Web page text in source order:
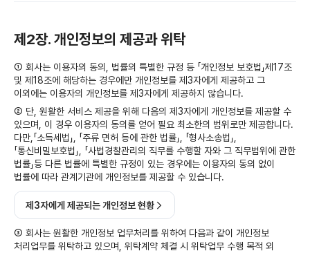
제2장. 개인정보의 제공과 위탁
① 회사는 이용자의 동의, 법률의 특별한 규정 등 「개인정보 보호법」제17조
및 제18조에 해당하는 경우에만 개인정보를 제3자에게 제공하고 그
이외에는 이용자의 개인정보를 제3자에게 제공하지 않습니다.
② 단, 원활한 서비스 제공을 위해 다음의 제3자에게 개인정보를 제공할 수
있으며, 이 경우 이용자의 동의를 얻어 필요 최소한의 범위로만 제공합니다.
다만,「소득세법」, 「주류 면허 등에 관한 법률」, 「형사소송법」,
「통신비밀보호법」, 「사법경찰관리의 직무를 수행할 자와 그 직무범위에 관한
법률」등 다른 법률에 특별한 규정이 있는 경우에는 이용자의 동의 없이
법률에 따라 관계기관에 개인정보를 제공할 수 있습니다.
제3자에게 제공되는 개인정보 현황
③ 회사는 원활한 개인정보 업무처리를 위하여 다음과 같이 개인정보
처리업무를 위탁하고 있으며, 위탁계약 체결 시 위탁업무 수행 목적 외